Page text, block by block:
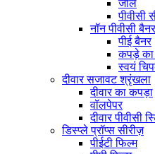
जाल
पीवीसी
नॉन पीवीसी बैनर
पीई बैनर
कपड़े का
स्वयं
दीवार सजावट श्रृंखला
दीवार का कपड़ा
वॉलपेपर
दीवार पीवीसी
डिस्प्ले प्रॉप्स सीरीज़
पीईटी फिल्म